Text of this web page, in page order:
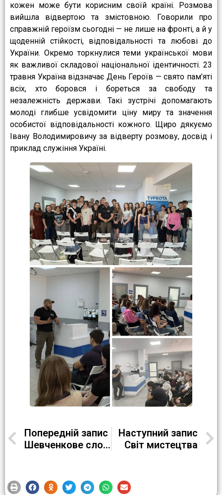
кожен може бути корисним своїй країні. Розмова
вийшла відвертою та змістовною. Говорили про
справжній героїзм сьогодні — не лише на фронті, а й у
щоденній стійкості, відповідальності та любові до
України. Окремо торкнулися теми української мови
як важливої складової національної ідентичності. 23
травня Україна відзначає День Героїв — свято пам’яті
всіх, хто боровся і бореться за свободу та
незалежність держави. Такі зустрічі допомагають
молоді глибше усвідомити ціну миру та значення
особистої відповідальності кожного. Щиро дякуємо
Івану Володимировичу за відверту розмову, досвід і
приклад служіння Україні.
Попередній запис
Шевченкове слово сьогодні звучить особливо сильно
Наступний запис
Світ мистецтва